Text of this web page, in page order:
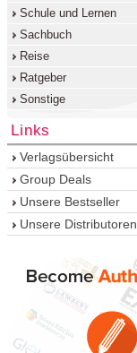
Schule und Lernen
Sachbuch
Reise
Ratgeber
Sonstige
Links
Verlagsübersicht
Group Deals
Unsere Bestseller
Unsere Distributoren